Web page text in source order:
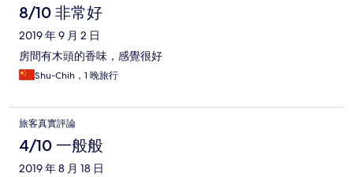
8/10 非常好
2019 年 9 月 2 日
房間有木頭的香味，感覺很好
Shu-Chih，1 晚旅行
旅客真實評論
4/10 一般般
2019 年 8 月 18 日